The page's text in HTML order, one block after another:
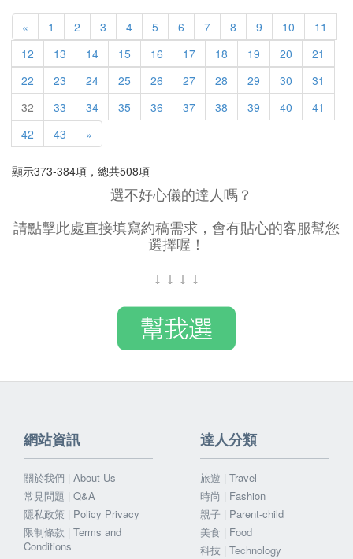
« 1 2 3 4 5 6 7 8 9 10
11
12
13 14 15 16 17 18 19 20
21
22
23 24 25 26 27 28 29 30
31
32
33 34 35 36 37 38 39 40
41
42
43 »
顯示373-384項，總共508項
選不好心儀的達人嗎？
請點擊此處直接填寫約稿需求，會有貼心的客服幫您
選擇喔！
↓ ↓ ↓ ↓
網站資訊
關於我們 | About Us
常見問題 | Q&A
隱私政策 | Policy Privacy
限制條款 | Terms and
Conditions
達人分類
旅遊 | Travel
時尚 | Fashion
親子 | Parent-child
美食 | Food
科技 | Technology